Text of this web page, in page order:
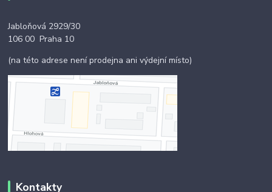
Jabloňová 2929/30
106 00 Praha 10
(na této adrese není prodejna ani výdejní místo)
Kontakty